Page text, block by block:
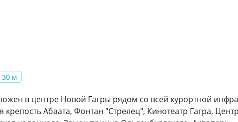
30 м
в центре Новой Гагры рядом со всей курортной
крепость Абаата, Фонтан "Стрелец", Кинотеатр Гагра,